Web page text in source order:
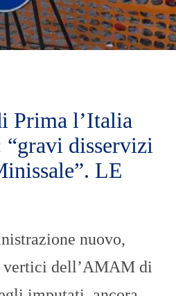
Prima l’Italia
disservizi
LE
nuovo,
dell’AMAM di